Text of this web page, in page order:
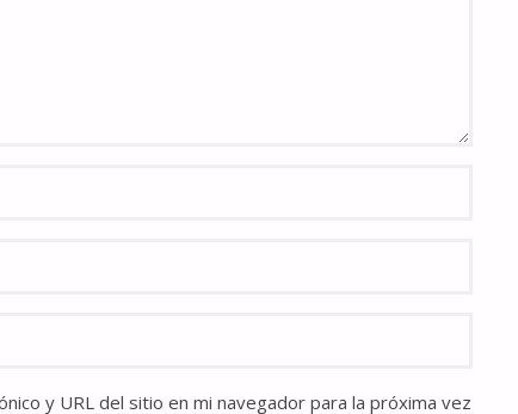
y URL del sitio en mi navegador para la próxima vez